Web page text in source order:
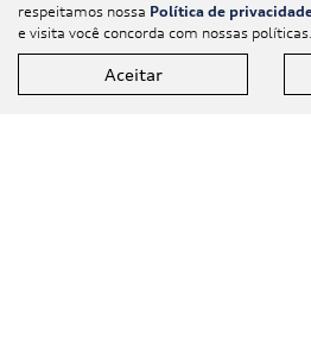
BARIGUI EURO
respeitamos nossa Política de
e visita você concorda com nossas políticas.
Aceitar